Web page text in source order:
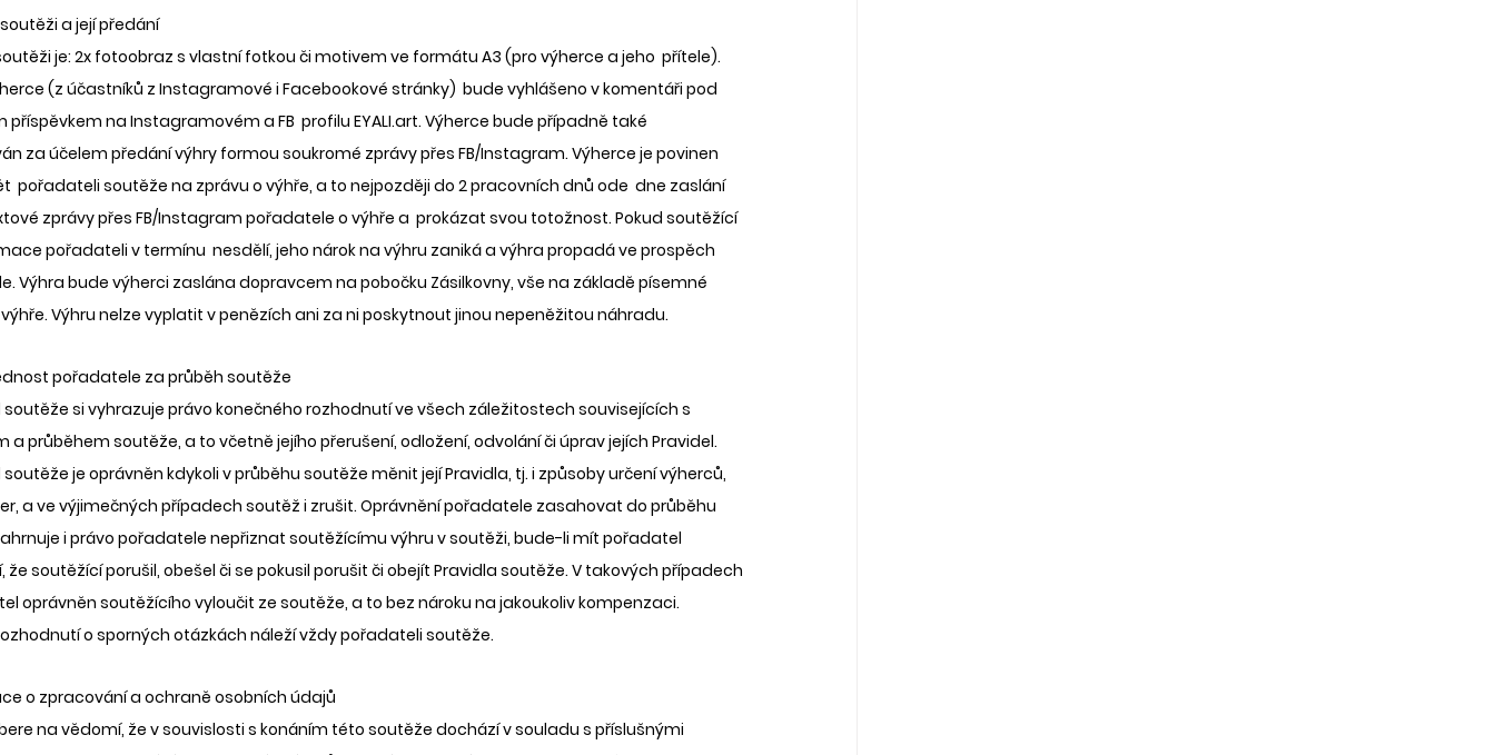
a její předání
je: 2x fotoobraz s vlastní fotkou či motivem ve formátu A3 (pro výherce a jeho  přítele).
(z účastníků z Instagramové i Facebookové stránky)  bude vyhlášeno v komentáři pod
příspěvkem na Instagramovém a FB  profilu EYALI.art. Výherce bude případně také
za účelem předání výhry formou soukromé zprávy přes FB/Instagram. Výherce je povinen
pořadateli soutěže na zprávu o výhře, a to nejpozději do 2 pracovních dnů ode  dne zaslání
zprávy přes FB/Instagram pořadatele o výhře a  prokázat svou totožnost. Pokud soutěžící
pořadateli v termínu  nesdělí, jeho nárok na výhru zaniká a výhra propadá ve prospěch
Výhra bude výherci zaslána dopravcem na pobočku Zásilkovny, vše na základě písemné
Výhru nelze vyplatit v penězích ani za ni poskytnout jinou nepeněžitou náhradu.
pořadatele za průběh soutěže
si vyhrazuje právo konečného rozhodnutí ve všech záležitostech souvisejících s
a průběhem soutěže, a to včetně jejího přerušení, odložení, odvolání či úprav jejích Pravidel.
je oprávněn kdykoli v průběhu soutěže měnit její Pravidla, tj. i způsoby určení výherců,
a ve výjimečných případech soutěž i zrušit. Oprávnění pořadatele zasahovat do průběhu
i právo pořadatele nepřiznat soutěžícímu výhru v soutěži, bude-li mít pořadatel
že soutěžící porušil, obešel či se pokusil porušit či obejít Pravidla soutěže. V takových případech
oprávněn soutěžícího vyloučit ze soutěže, a to bez nároku na jakoukoliv kompenzaci.
o sporných otázkách náleží vždy pořadateli soutěže.
o zpracování a ochraně osobních údajů
na vědomí, že v souvislosti s konáním této soutěže dochází v souladu s příslušnými